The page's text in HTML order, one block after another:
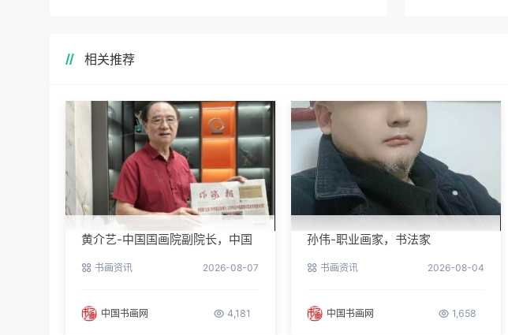
相关推荐
黄介艺-中国国画院副院长，中国
书画资讯 2026-08-07
中国书画网 4,181
孙伟-职业画家，书法家
书画资讯 2026-08-04
中国书画网 1,658